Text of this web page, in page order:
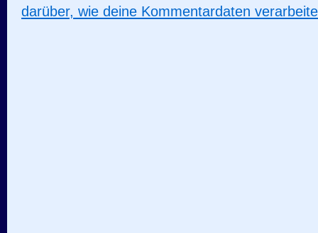
darüber, wie deine Kommentardaten